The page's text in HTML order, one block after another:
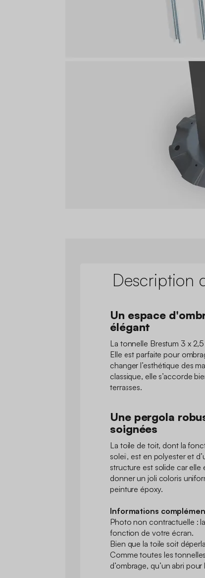
Description
Un espace
élégant
La tonnelle Brestum 3 x
Elle est parfaite pour
changer l’esthétique des
classique, elle s’accorde
terrasses.
Une pergola
soignées
La toile de toit, dont la
soleil, est en polyester et
structure est solide car
donner un joli coloris
peinture époxy.
Informations
Photo non contractuelle :
fonction de votre écran.
Bien que la toile soit
Comme toutes les
d’ombrage, qu’un abri pour